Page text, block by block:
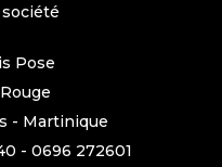
Pose
- Martinique
- 0696 272601